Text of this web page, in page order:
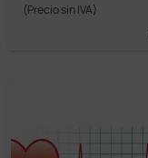
(Precio sin IVA)